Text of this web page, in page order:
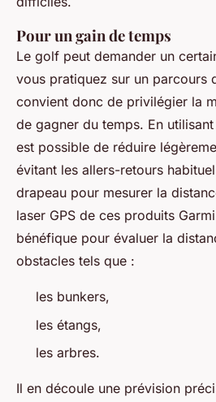
Pour un gain de temps
Le golf peut demander un
vous pratiquez sur un parcours
convient donc de privilégier la
de gagner du temps. En
est possible de réduire
évitant les allers-retours
drapeau pour mesurer la
laser GPS de ces produits
bénéfique pour évaluer la
obstacles tels que :
les bunkers,
les étangs,
les arbres.
Il en découle une prévision